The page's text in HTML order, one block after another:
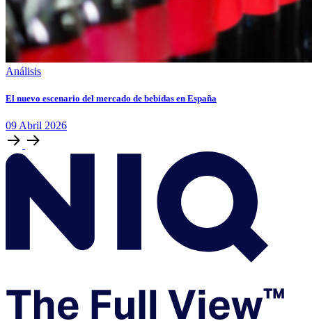
Análisis
El nuevo escenario del mercado de bebidas en España
09 Abril 2026